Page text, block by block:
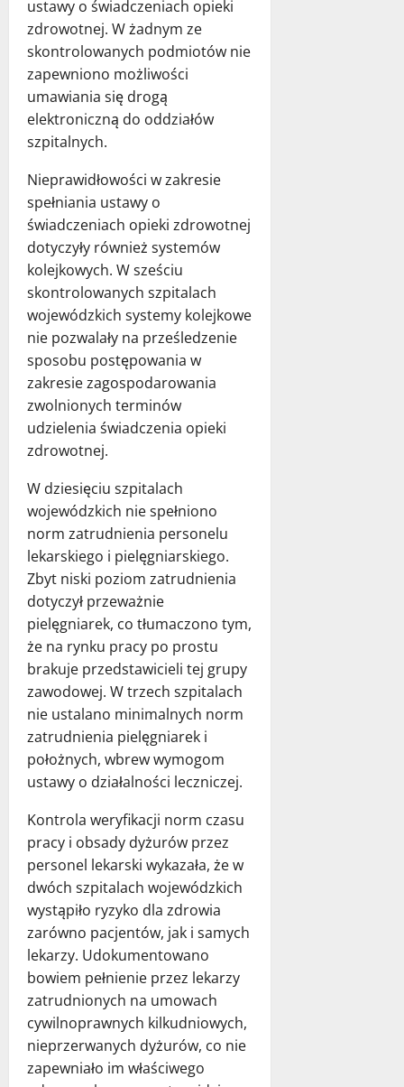
ustawy o świadczeniach opieki
zdrowotnej. W żadnym ze
skontrolowanych podmiotów nie
zapewniono możliwości
umawiania się drogą
elektroniczną do oddziałów
szpitalnych.
Nieprawidłowości w zakresie
spełniania ustawy o
świadczeniach opieki zdrowotnej
dotyczyły również systemów
kolejkowych. W sześciu
skontrolowanych szpitalach
wojewódzkich systemy kolejkowe
nie pozwalały na prześledzenie
sposobu postępowania w
zakresie zagospodarowania
zwolnionych terminów
udzielenia świadczenia opieki
zdrowotnej.
W dziesięciu szpitalach
wojewódzkich nie spełniono
norm zatrudnienia personelu
lekarskiego i pielęgniarskiego.
Zbyt niski poziom zatrudnienia
dotyczył przeważnie
pielęgniarek, co tłumaczono tym,
że na rynku pracy po prostu
brakuje przedstawicieli tej grupy
zawodowej. W trzech szpitalach
nie ustalano minimalnych norm
zatrudnienia pielęgniarek i
położnych, wbrew wymogom
ustawy o działalności leczniczej.
Kontrola weryfikacji norm czasu
pracy i obsady dyżurów przez
personel lekarski wykazała, że w
dwóch szpitalach wojewódzkich
wystąpiło ryzyko dla zdrowia
zarówno pacjentów, jak i samych
lekarzy. Udokumentowano
bowiem pełnienie przez lekarzy
zatrudnionych na umowach
cywilnoprawnych kilkudniowych,
nieprzerwanych dyżurów, co nie
zapewniało im właściwego